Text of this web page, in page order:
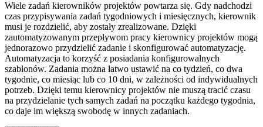
Wiele zadań kierowników projektów powtarza się. Gdy nadchodzi
czas przypisywania zadań tygodniowych i miesięcznych, kierownik
musi je rozdzielić, aby zostały zrealizowane. Dzięki
zautomatyzowanym przepływom pracy kierownicy projektów mogą
jednorazowo przydzielić zadanie i skonfigurować automatyzację.
Automatyzacja to korzyść z posiadania konfigurowalnych
szablonów. Zadania można łatwo ustawić na co tydzień, co dwa
tygodnie, co miesiąc lub co 10 dni, w zależności od indywidualnych
potrzeb. Dzięki temu kierownicy projektów nie muszą tracić czasu
na przydzielanie tych samych zadań na początku każdego tygodnia,
co daje im większą swobodę w innych zadaniach.